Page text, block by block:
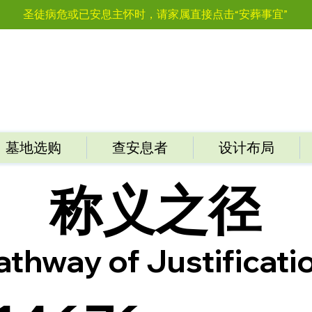
圣徒病危或已安息主怀时，请家属直接点击“安葬事宜”
墓地选购 查安息者 设计布局
称义之径
of